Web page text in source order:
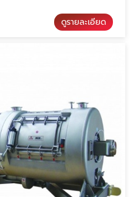
ดูรายละเอียด